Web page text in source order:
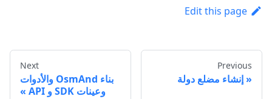
Edit this page
Previous
إنشاء مضلع دولة
Next
بناء OsmAnd والأدوات
وعينات SDK و API